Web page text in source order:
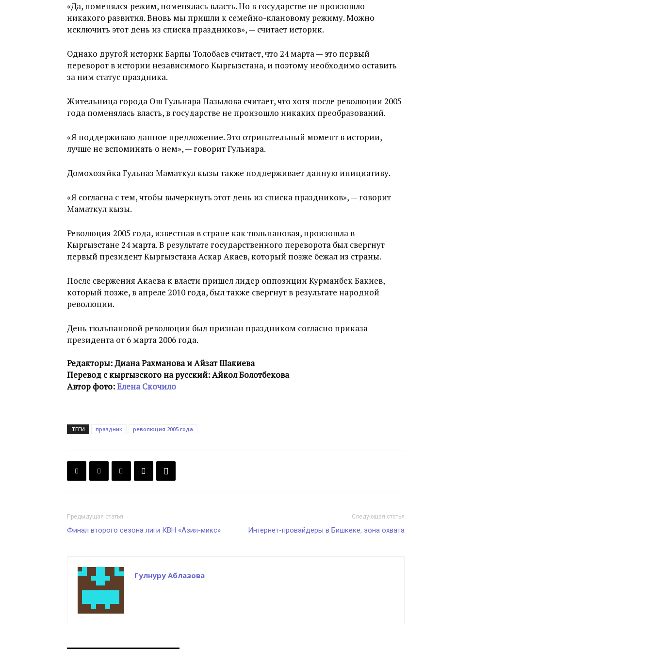
«Да, поменялся режим, поменялась власть. Но в государстве не произошло
никакого развития. Вновь мы пришли к семейно-клановому режиму. Можно
исключить этот день из списка праздников», — считает историк.
Однако другой историк Барпы Толобаев считает, что 24 марта — это первый
переворот в истории независимого Кыргызстана, и поэтому необходимо оставить
за ним статус праздника.
Жительница города Ош Гульнара Пазылова считает, что хотя после революции 2005
года поменялась власть, в государстве не произошло никаких преобразований.
«Я поддерживаю данное предложение. Это отрицательный момент в истории,
лучше не вспоминать о нем», — говорит Гульнара.
Домохозяйка Гульназ Маматкул кызы также поддерживает данную инициативу.
«Я согласна с тем, чтобы вычеркнуть этот день из списка праздников», — говорит
Маматкул кызы.
Революция 2005 года, известная в стране как тюльпановая, произошла в
Кыргызстане 24 марта. В результате государственного переворота был свергнут
первый президент Кыргызстана Аскар Акаев, который позже бежал из страны.
После свержения Акаева к власти пришел лидер оппозиции Курманбек Бакиев,
который позже, в апреле 2010 года, был также свергнут в результате народной
революции.
День тюльпановой революции был признан праздником согласно приказа
президента от 6 марта 2006 года.
Редакторы: Диана Рахманова и Айзат Шакиева
Перевод с кыргызского на русский: Айкол Болотбекова
Автор фото:Елена Скочило
ТЕГИ праздник революция 2005 года
Предыдущая статья
Финал второго сезона лиги КВН «Азия-микс»
Следующая статья
Интернет-провайдеры в Бишкеке, зона охвата
Гулнуру Аблазова